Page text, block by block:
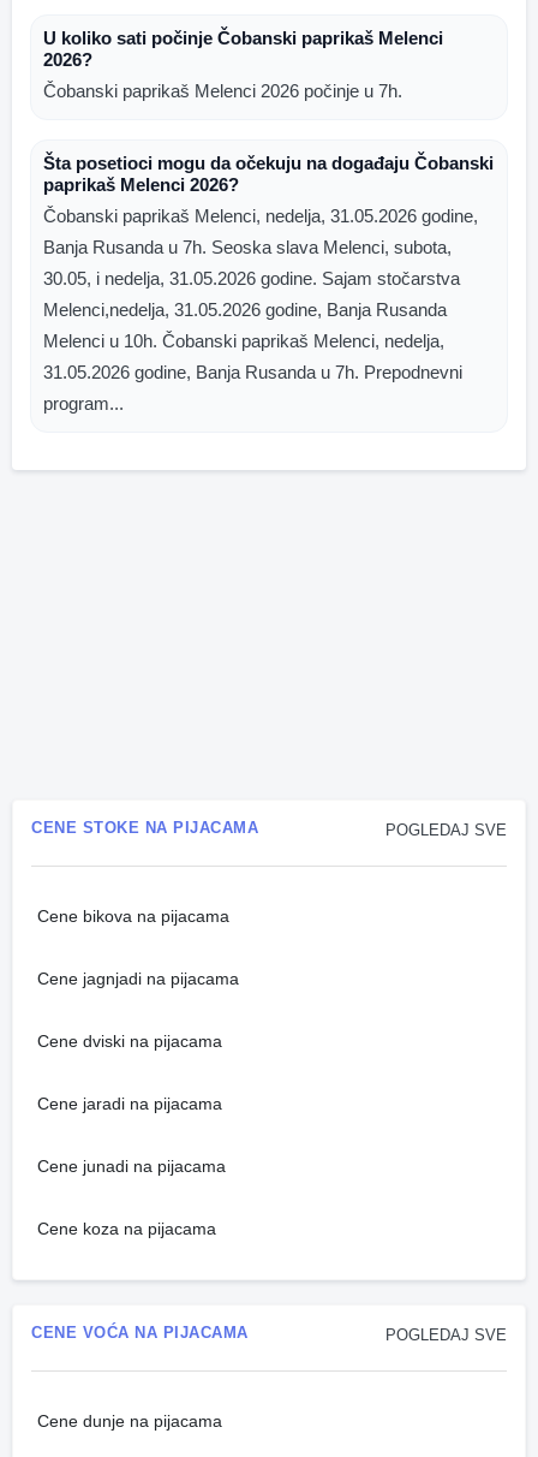
U koliko sati počinje Čobanski paprikaš Melenci
2026?
Čobanski paprikaš Melenci 2026 počinje u 7h.
Šta posetioci mogu da očekuju na događaju Čobanski
paprikaš Melenci 2026?
Čobanski paprikaš Melenci, nedelja, 31.05.2026 godine,
Banja Rusanda u 7h. Seoska slava Melenci, subota,
30.05, i nedelja, 31.05.2026 godine. Sajam stočarstva
Melenci,nedelja, 31.05.2026 godine, Banja Rusanda
Melenci u 10h. Čobanski paprikaš Melenci, nedelja,
31.05.2026 godine, Banja Rusanda u 7h. Prepodnevni
program...
POGLEDAJ SVE
CENE STOKE NA PIJACAMA
Cene bikova na pijacama
Cene jagnjadi na pijacama
Cene dviski na pijacama
Cene jaradi na pijacama
Cene junadi na pijacama
Cene koza na pijacama
POGLEDAJ SVE
CENE VOĆA NA PIJACAMA
Cene dunje na pijacama